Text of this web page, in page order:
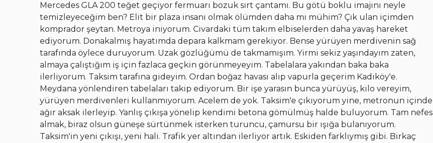
Mercedes GLA 200 teğet geçiyor fermuarı bozuk sırt çantamı. Bu götü boklu imajını neyle
temizleyeceğim ben? Elit bir plaza insanı olmak ölümden daha mı mühim? Çık ulan içimden
komprador şeytan. Metroya iniyorum. Civardaki tüm takım elbiselerden daha yavaş hareket
ediyorum. Donakalmış hayatımda depara kalkmam gerekiyor. Bense yürüyen merdivenin sağ
tarafında öylece duruyorum. Uzak gözlüğümü de takmamışım. Yirmi sekiz yaşındayım zaten,
almaya çalıştığım iş için fazlaca geçkin görünmeyeyim. Tabelalara yakından baka baka
ilerliyorum. Taksim tarafına gideyim. Ordan boğaz havası alıp vapurla geçerim Kadıköy'e.
Meydana yönlendiren tabelaları takip ediyorum. Bir işe yarasın bunca yürüyüş, kilo vereyim,
yürüyen merdivenleri kullanmıyorum. Acelem de yok. Taksim'e çıkıyorum yine, metronun içinde
ağır aksak ilerleyip. Yanlış çıkışa yönelip kendimi betona gömülmüş halde buluyorum. Tam nefes
almak, biraz olsun güneşe sürtünmek isterken turuncu, çamursu bir ışığa bulanıyorum.
Taksim'in yeni çıkışı, yeni hali. Trafik yer altından ilerliyor artık. Eskiden farklıymış gibi. Birkaç